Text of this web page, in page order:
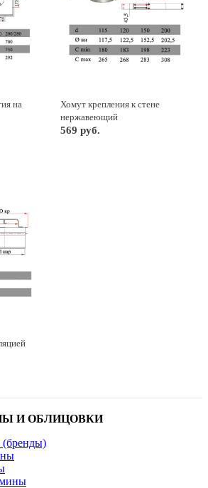
на
Хомут крепления к стене
нержавеющий
569 руб.
И ОБЛИЦОВКИ
(бренды)